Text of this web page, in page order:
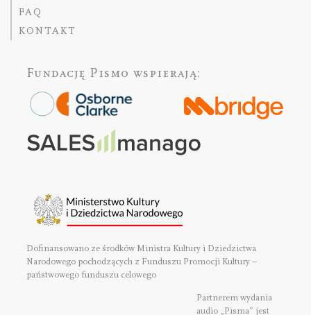
FAQ
KONTAKT
Fundację Pismo wspierają:
Dofinansowano ze środków Ministra Kultury i Dziedzictwa
Narodowego pochodzących z Funduszu Promocji Kultury –
państwowego funduszu celowego
Partnerem wydania
audio „Pisma” jest